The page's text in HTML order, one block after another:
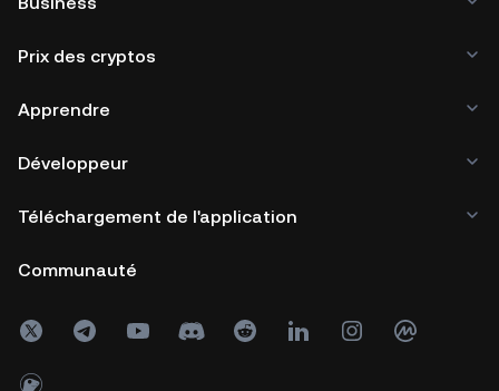
Prix des cryptos
Apprendre
Développeur
Téléchargement de l'application
Communauté